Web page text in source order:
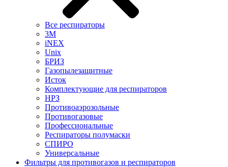
Все респираторы
3М
iNEX
Unix
БРИЗ
Газопылезащитные
Исток
Комплектующие для респираторов
НРЗ
Противоаэрозольные
Противогазовые
Профессиональные
Респираторы полумаски
СПИРО
Универсальные
Фильтры для противогазов и респираторов